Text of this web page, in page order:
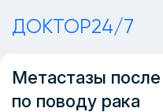
ДОКТОР24/7
Метастазы
по поводу рака